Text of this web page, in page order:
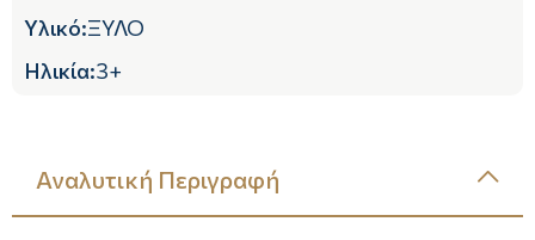
Υλικό:ΞΥΛΟ
Ηλικία:3+
Αναλυτική Περιγραφή